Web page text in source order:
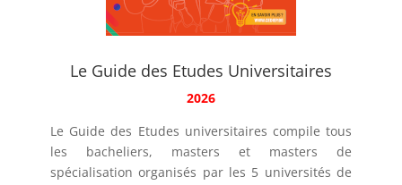
Le Guide des Etudes Universitaires
2026
Le Guide des Etudes universitaires compile tous
les bacheliers, masters et masters de
spécialisation organisés par les 5 universités de